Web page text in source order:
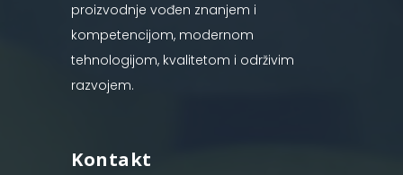
proizvodnje vođen znanjem i
kompetencijom, modernom
tehnologijom, kvalitetom i održivim
razvojem.
Kontakt